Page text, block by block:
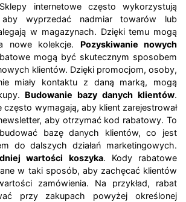
internetowe często wykorzystują
wyprzedać nadmiar towarów lub
w magazynach. Dzięki temu mogą
nowe kolekcje. Pozyskiwanie nowych
mogą być skutecznym sposobem
klientów. Dzięki promocjom, osoby,
miały kontaktu z daną marką, mogą
Budowanie bazy danych klientów.
często wymagają, aby klient zarejestrował
aby otrzymać kod rabatowy. To
bazę danych klientów, co jest
do dalszych działań marketingowych.
wartości koszyka. Kody rabatowe
w taki sposób, aby zachęcać klientów
zamówienia. Na przykład, rabat
przy zakupach powyżej określonej